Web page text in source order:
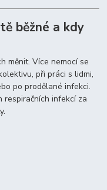
běžné a kdy
měnit. Více nemocí se
při práci s lidmi,
po prodělané infekci.
respiračních infekcí za